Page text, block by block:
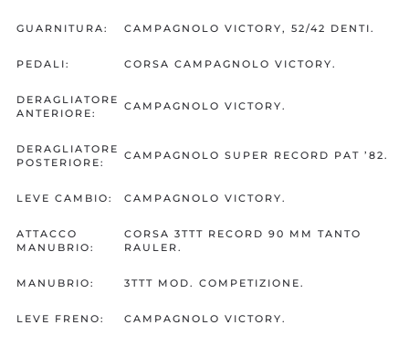
GUARNITURA: CAMPAGNOLO VICTORY, 52/42 DENTI.
PEDALI: CORSA CAMPAGNOLO VICTORY.
DERAGLIATORE
ANTERIORE:
CAMPAGNOLO VICTORY.
DERAGLIATORE
POSTERIORE:
CAMPAGNOLO SUPER RECORD PAT ’82.
LEVE CAMBIO: CAMPAGNOLO VICTORY.
ATTACCO
MANUBRIO:
CORSA 3TTT RECORD 90 MM TANTO
RAULER.
MANUBRIO: 3TTT MOD. COMPETIZIONE.
LEVE FRENO: CAMPAGNOLO VICTORY.